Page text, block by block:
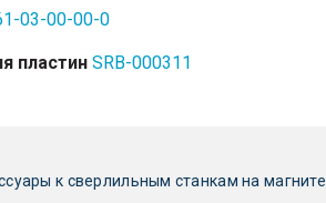
03-00-00-0
пластин SRB-000311
к сверлильным станкам на магните